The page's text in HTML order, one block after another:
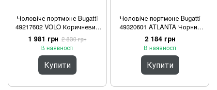
Чоловіче портмоне Bugatti
49217602 VOLO Коричневий
One Size
1 981 грн 2 830 грн
В наявності
Купити
Чоловіче портмоне Bugatti
49320601 ATLANTA Чорний
One Size
2 184 грн
В наявності
Купити